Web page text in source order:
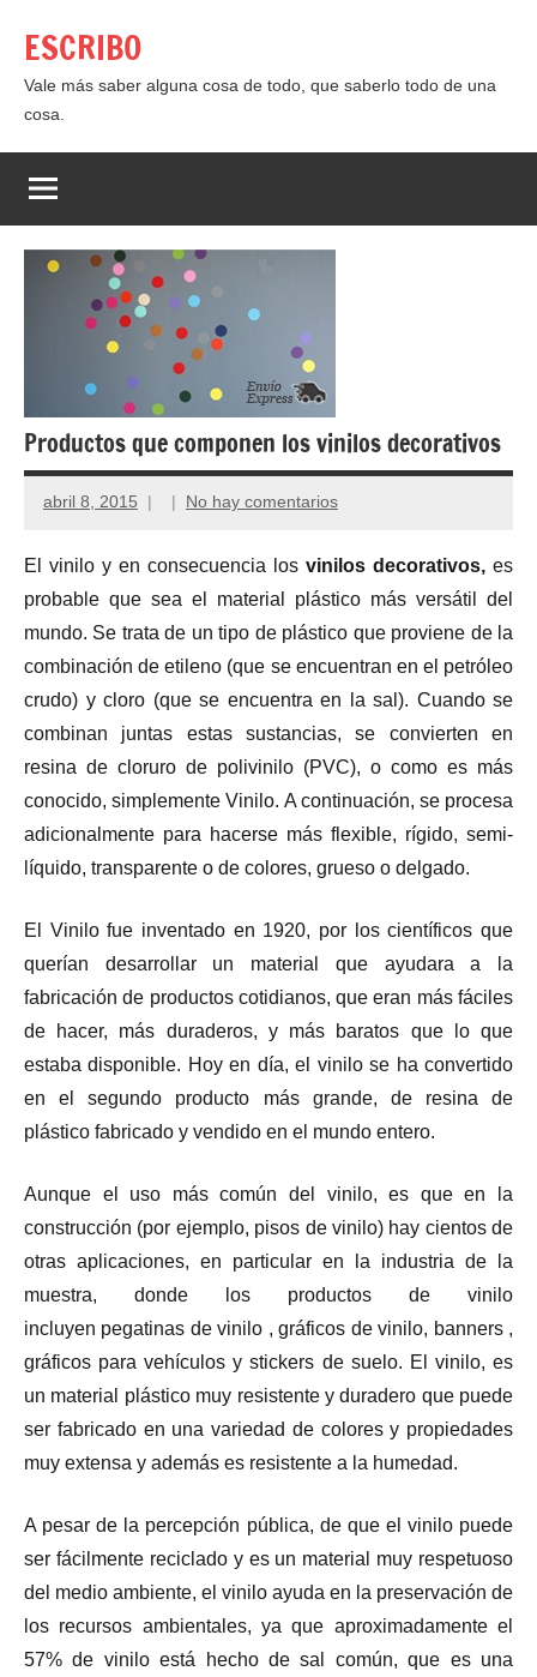
contenido
ESCRIBO
Vale más saber alguna cosa de todo, que saberlo todo de una
cosa.
Productos que componen los vinilos decorativos
abril 8, 2015 No hay comentarios
El vinilo y en consecuencia los vinilos decorativos, es
probable que sea el material plástico más versátil del
mundo. Se trata de un tipo de plástico que proviene de la
combinación de etileno (que se encuentran en el petróleo
crudo) y cloro (que se encuentra en la sal). Cuando se
combinan juntas estas sustancias, se convierten en
resina de cloruro de polivinilo (PVC), o como es más
conocido, simplemente Vinilo. A continuación, se procesa
adicionalmente para hacerse más flexible, rígido, semi-
líquido, transparente o de colores, grueso o delgado.
El Vinilo fue inventado en 1920, por los científicos que
querían desarrollar un material que ayudara a la
fabricación de productos cotidianos, que eran más fáciles
de hacer, más duraderos, y más baratos que lo que
estaba disponible. Hoy en día, el vinilo se ha convertido
en el segundo producto más grande, de resina de
plástico fabricado y vendido en el mundo entero.
Aunque el uso más común del vinilo, es que en la
construcción (por ejemplo, pisos de vinilo) hay cientos de
otras aplicaciones, en particular en la industria de la
muestra, donde los productos de vinilo
incluyen pegatinas de vinilo , gráficos de vinilo, banners ,
gráficos para vehículos y stickers de suelo. El vinilo, es
un material plástico muy resistente y duradero que puede
ser fabricado en una variedad de colores y propiedades
muy extensa y además es resistente a la humedad.
A pesar de la percepción pública, de que el vinilo puede
ser fácilmente reciclado y es un material muy respetuoso
del medio ambiente, el vinilo ayuda en la preservación de
los recursos ambientales, ya que aproximadamente el
57% de vinilo está hecho de sal común, que es una